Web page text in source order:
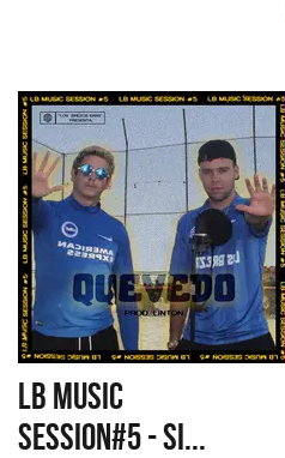
LB MUSIC
SESSION#5 - SI...